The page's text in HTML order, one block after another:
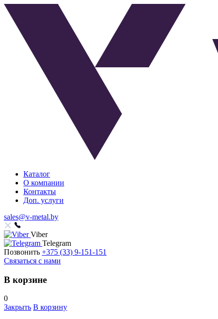
Каталог
О компании
Контакты
Доп. услуги
sales@v-metal.by
Viber
Telegram
Позвонить +375 (33) 9-151-151
Связаться с нами
В корзине
0
Закрыть В корзину